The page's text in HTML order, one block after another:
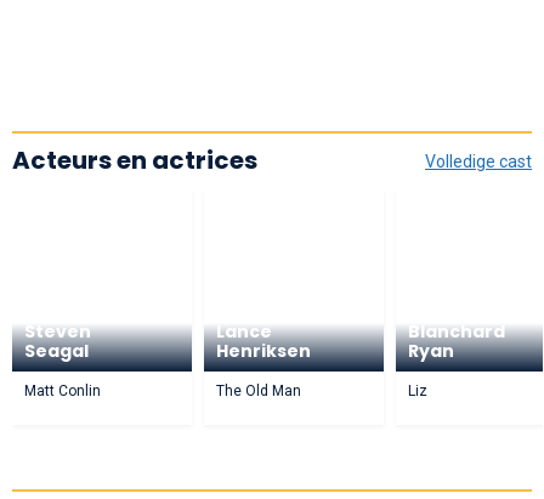
Volledige cast
Acteurs en actrices
Steven
Seagal
Matt Conlin
Lance
Henriksen
The Old Man
Blanchard
Ryan
Liz